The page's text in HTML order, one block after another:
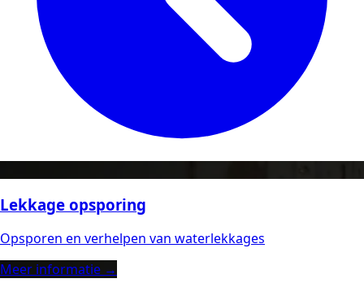
Lekkage opsporing
Opsporen en verhelpen van waterlekkages
Meer informatie →